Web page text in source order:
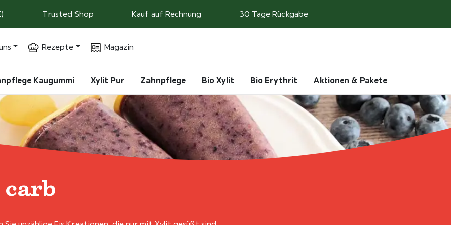
Trusted Shop Kauf auf Rechnung 30 Tage Rückgabe
Rezepte Magazin
Kaugummi Xylit Pur Zahnpflege Bio Xylit Bio Erythrit Aktionen & Pakete